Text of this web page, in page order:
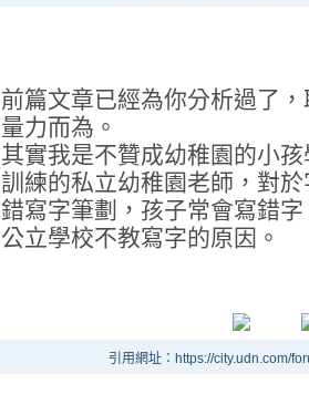
前篇文章已經為你分析過了
量力而為。
其實我是不贊成幼稚園的小
訓練的私立幼稚園老師，對
錯寫字筆劃，孩子常會寫錯
公立學校不教寫字的原因。
引用網址：https://city.udn.com/